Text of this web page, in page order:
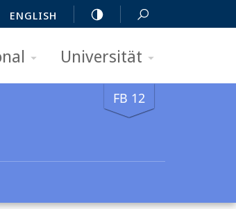
ENGLISH
Universität
FB 12